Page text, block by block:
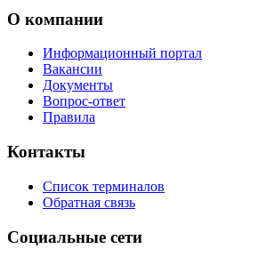
О компании
Информационный портал
Вакансии
Документы
Вопрос-ответ
Правила
Контакты
Список терминалов
Обратная связь
Социальные сети